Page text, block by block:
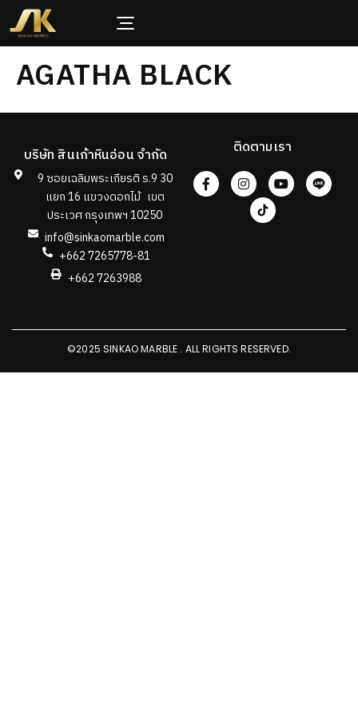
AGATHA BLACK
บริษัท สินเก้าหินอ่อน จำกัด
9 ซอยเฉลิมพระเกียรติ ร.9 30
แยก 16 แขวงดอกไม้ เขต
ประเวศ กรุงเทพฯ 10250
info@sinkaomarble.com
+662 7265778-81
+662 7263988
ติดตามเรา
©2025 SINKAO MARBLE . ALL RIGHTS RESERVED.